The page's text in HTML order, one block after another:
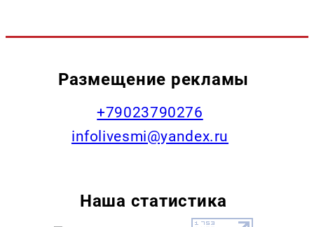
Размещение рекламы
+79023790276
infolivesmi@yandex.ru
Наша статистика